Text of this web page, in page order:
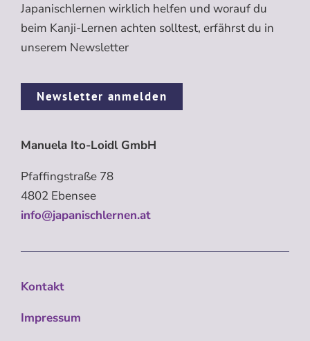
Japanischlernen wirklich helfen und worauf du
beim Kanji-Lernen achten solltest, erfährst du in
unserem Newsletter
Newsletter anmelden
Manuela Ito-Loidl GmbH
Pfaffingstraße 78
4802 Ebensee
info@japanischlernen.at
Kontakt
Impressum